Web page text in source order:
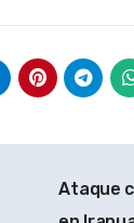
Ataque